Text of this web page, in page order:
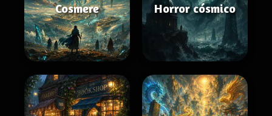
Cosmere Horror cósmico